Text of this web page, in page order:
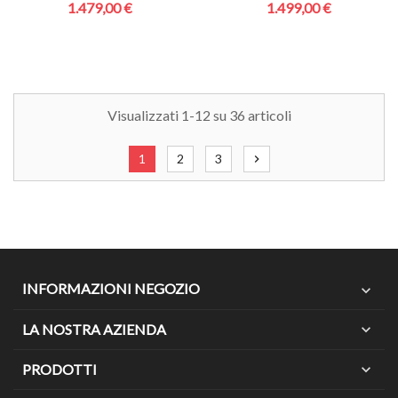
1.479,00 € 1.499,00 €
Visualizzati 1-12 su 36 articoli
1 2 3 chevron_right
INFORMAZIONI NEGOZIO expand_more
LA NOSTRA AZIENDA expand_more
PRODOTTI expand_more